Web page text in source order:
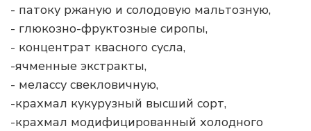
- патоку ржаную и солодовую мальтозную,
- глюкозно-фруктозные сиропы,
- концентрат квасного сусла,
-ячменные экстракты,
- мелассу свекловичную,
-крахмал кукурузный высший сорт,
-крахмал модифицированный холодного